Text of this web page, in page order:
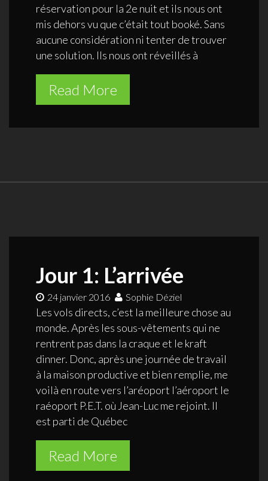
réservation pour la 2e nuit et ils nous ont
mis dehors vu que c’était tout booké. Sans
aucune considération ni tenter de trouver
une solution. Ils nous ont réveillés à
Read More
Jour 1: L’arrivée
24 janvier 2016 Sophie Déziel
Les vols directs, c’est la meilleure chose au
monde. Après les sous-vêtements qui ne
rentrent pas dans la craque et le kraft
dinner. Donc, après une journée de travail
à la maison productive et bien remplie, me
voilà en route vers l’aréoport l’aéroport le
raéoport P.E.T. où Jean-Luc me rejoint. Il
est parti de Québec
Read More